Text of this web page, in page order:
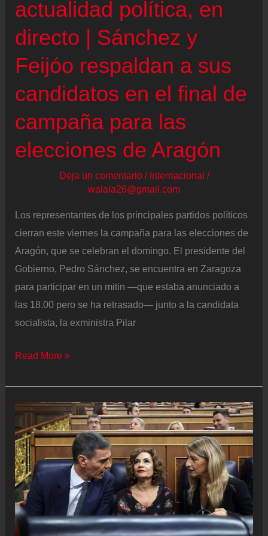
en
la
de
los
“Su
Gobierno
se
el
banquillo
por
esto”
actualidad política, en
directo | Sánchez y
Feijóo respaldan a sus
candidatos en el final de
campaña para las
elecciones de Aragón
Deja un comentario / Internacional /
walala26@gmail.com
Los representantes de los principales partidos políticos
cierran este viernes la campaña para las elecciones de
Aragón, que se celebran el domingo. El presidente del
Gobierno, Pedro Sánchez, se encuentra en Zaragoza
para participar en un mitin —que estaba anunciado a
las 18.00 pero se ha retrasado— junto a la candidata
socialista, la exministra Pilar
Última
de
la
actualidad
política,
en
directo
|
Sánchez
Read More »